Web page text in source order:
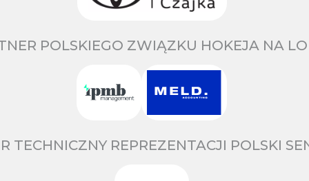
POLSKIEGO ZWIĄZKU HOKEJA NA
TECHNICZNY REPREZENTACJI POLSKI